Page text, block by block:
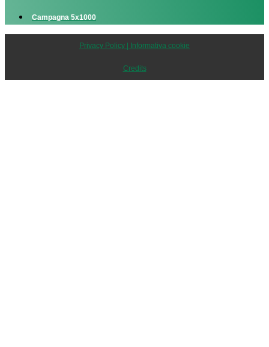
Campagna 5x1000
Privacy Policy | Informativa cookie
Credits